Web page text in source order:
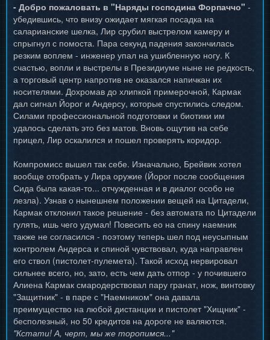
- Добро пожаловать в "Наряды господина Форпаччо" -
убедившись, что внизу ожидает мягкая посадка на
саларианские шелка, Лир срубил выстрелом камеру и
спрыгнул с помоста. Пара секунд падения закончилась
резким воплем - инженер упал на ушибленную ногу. К
счастью, вопли и выстрелы в Президиуме ныне не редкость,
а торговый центр напротив не оказался напичкан их
носителями. Дохромав до хлипкой примерочной, Кармак
дал сигнал Йорог и Андерсу, которые спустились следом.
Силами профессиональной подготовки и биотики им
удалось сделать это без матов. Вновь ощутив на себе
прицел, Лир оскалился и пошел проверять коридор.
Компромисс вышел так себе. Изначально, Брейвик хотел
вообще отобрать у Лира оружие (Йорог после сообщения
Сида была какая-то... отчужденная и в диалог особо не
лезла). Узнав о нынешнем положении вещей на Цитадели,
Кармак отклонил такое решение - без автомата по Цитадели
гулять, ишь чего удумал! Повесить ео на спину наемник
также не согласился - поэтому теперь шел под неусыпным
контролем Андерса и спиной чувствовал, куда направлен
его ствол (пистолет-пулемета). Такой исход нервировал
сильнее всего, но, зато, есть чем дать отпор - у почившего
Алиена Кармак смародерствовал пару гранат, нож, винтовку
"Защитник" - в паре с "Наемником" она давала
преимущество на любой дистанции и пистолет "Хищник" -
бесполезный, но 50 кредитов на дороге не валяются.
"Кстати! А, черт, мы же торопимся..."